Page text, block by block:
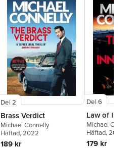
Del 2
Brass Verdict
Michael Connelly
Häftad, 2022
189 kr
Del 6
Law of
Michael Connelly
Häftad, 2021
179 kr